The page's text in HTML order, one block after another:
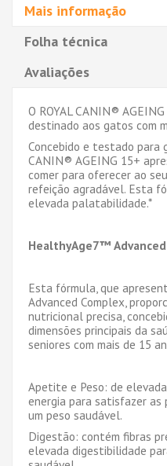
Mais informação
Folha técnica
Avaliações
O ROYAL CANIN®
destinado aos gatos com
Concebido e testado para
CANIN® AGEING 15+
comer para oferecer ao
refeição agradável. Esta fó
elevada palatabilidade.*
HealthyAge7™
Esta fórmula, que
Advanced Complex,
nutricional precisa,
dimensões principais da saú
seniores com mais de 15
Apetite e Peso: de
energia para satisfazer as
um peso saudável.
Digestão: contém fibras
elevada digestibilidade